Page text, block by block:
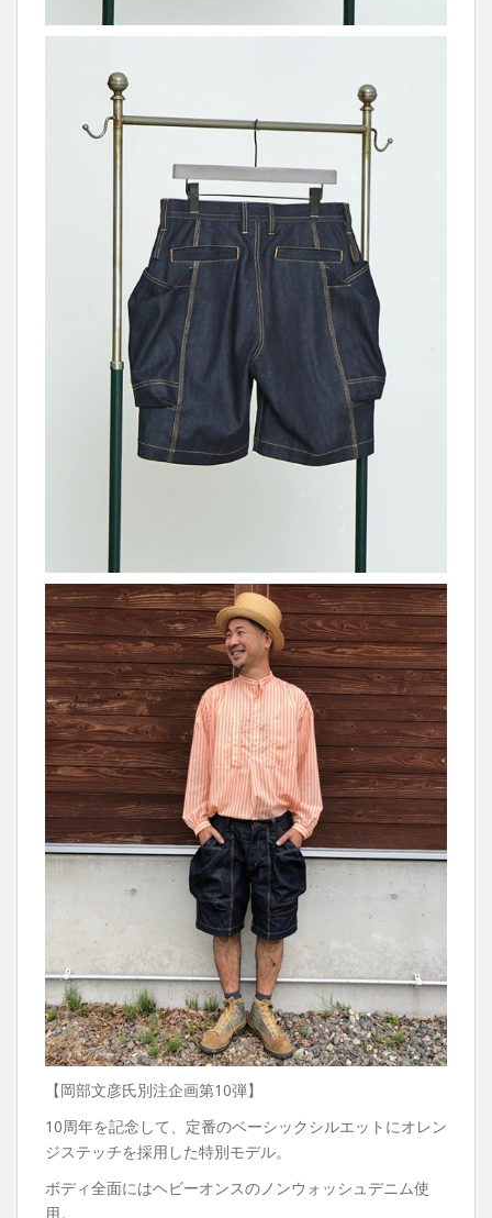
【岡部文彦氏別注企画第10弾】
10周年を記念して、定番のベーシックシルエットにオレン
ジステッチを採用した特別モデル。
ボディ全面にはヘビーオンスのノンウォッシュデニム使
用。